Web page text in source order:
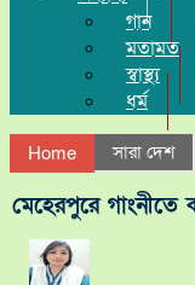
গান
মতামত
স্বাস্থ্য
ধর্ম
Home সারা দেশ
মেহেরপুরে